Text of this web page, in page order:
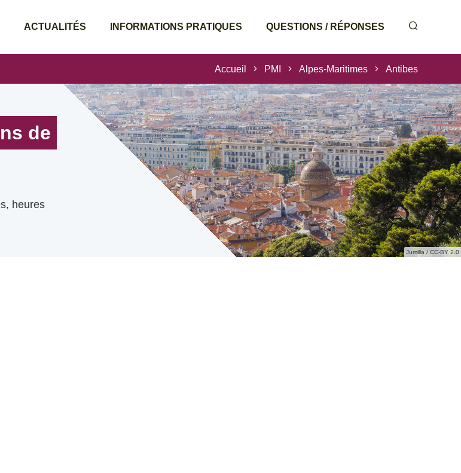
ACTUALITÉS INFORMATIONS PRATIQUES QUESTIONS / RÉPONSES
Accueil PMI Alpes-Maritimes Antibes
Jumilla / CC-BY 2.0
de
heures